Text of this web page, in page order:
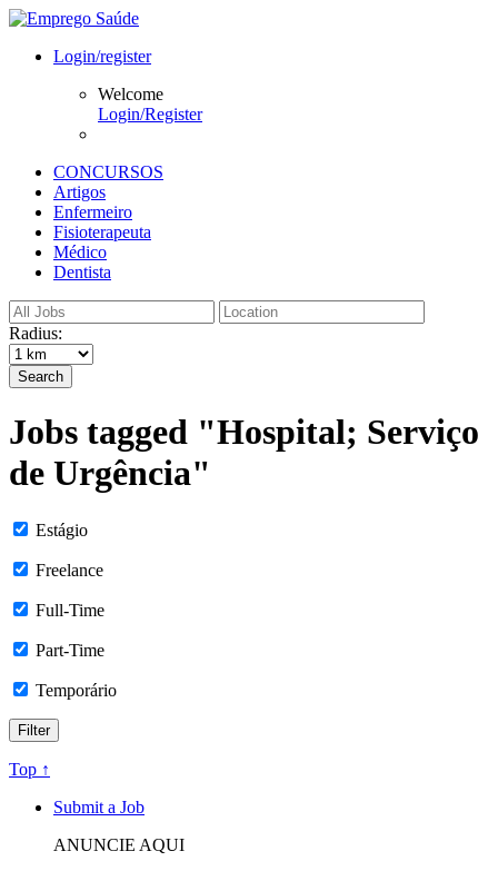
Login/register
Welcome
Login/Register
CONCURSOS
Artigos
Enfermeiro
Fisioterapeuta
Médico
Dentista
Radius:
Search
Jobs tagged "Hospital; Serviço
de Urgência"
Estágio
Freelance
Full-Time
Part-Time
Temporário
Top ↑
Submit a Job
ANUNCIE AQUI